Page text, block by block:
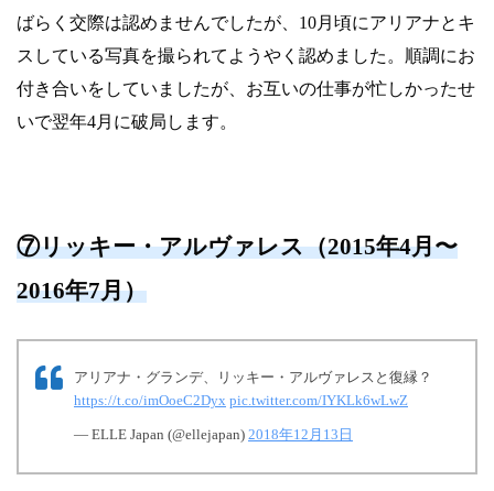
ばらく交際は認めませんでしたが、10月頃にアリアナとキ
スしている写真を撮られてようやく認めました。順調にお
付き合いをしていましたが、お互いの仕事が忙しかったせ
いで翌年4月に破局します。
⑦リッキー・アルヴァレス（2015年4月〜
2016年7月）
アリアナ・グランデ、リッキー・アルヴァレスと復縁？
https://t.co/imOoeC2Dyx pic.twitter.com/IYKLk6wLwZ
— ELLE Japan (@ellejapan) 2018年12月13日